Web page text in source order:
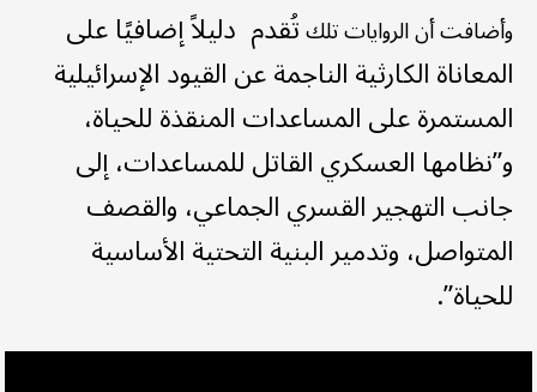
وأضافت أن الروايات تلكتُقدم دليلاً إضافيًا على
المعاناة الكارثية الناجمة عن القيود الإسرائيلية
المستمرة على المساعدات المنقذة للحياة،
و”نظامها العسكري القاتل للمساعدات، إلى
جانب التهجير القسري الجماعي، والقصف
المتواصل، وتدمير البنية التحتية الأساسية
للحياة”.